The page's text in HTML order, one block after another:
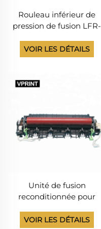
Rouleau inférieur de
pression de fusion LFR-
Brother HL 2240, HL
2250, DCP 7055, 7060,
VOIR LES DÉTAILS
Unité de fusion
reconditionnée pour
2260 / DCP-L2550,
VOIR LES DÉTAILS